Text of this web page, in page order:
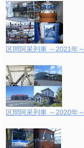
区間阿呆列車 ～2021年～
区間阿呆列車 ～2020年～